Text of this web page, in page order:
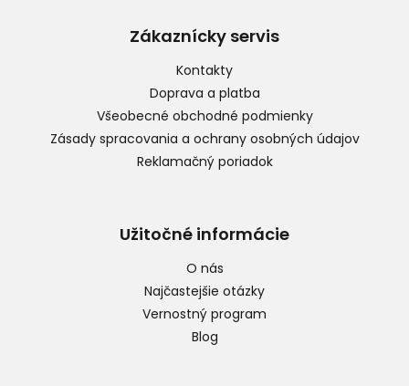
Zákaznícky servis
Kontakty
Doprava a platba
Všeobecné obchodné podmienky
Zásady spracovania a ochrany osobných údajov
Reklamačný poriadok
Užitočné informácie
O nás
Najčastejšie otázky
Vernostný program
Blog